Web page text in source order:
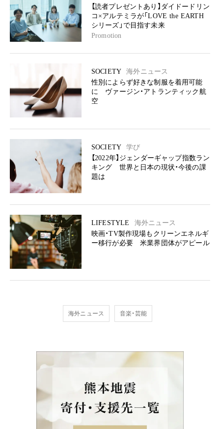
【読者プレゼントあり】ダイドードリン
コ×アルテミラが「LOVE the EARTH
シリーズ」で目指す未来
Promotion
SOCIETY
海外ニュース
性別によらず好きな制服を着用可能
に ヴァージン・アトランティック航
空
SOCIETY
学び
【2022年】ジェンダーギャップ指数ラン
キング 世界と日本の現状・今後の課
題は
LIFESTYLE
海外ニュース
映画・TV製作現場もクリーンエネルギ
ー移行が必要 米業界団体がアピール
海外ニュース 音楽・芸能